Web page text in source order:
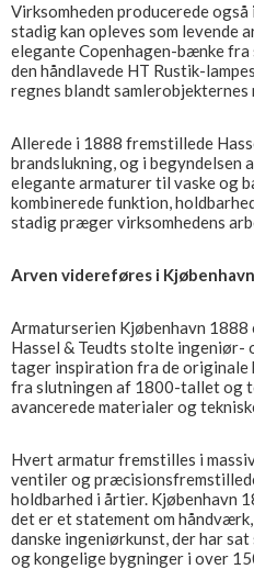
Virksomheden producerede
stadig kan opleves som levende
elegante Copenhagen-bænke
den håndlavede HT Rustik-
regnes blandt
Allerede i 1888 fremstillede
brandslukning, og i begyndelsen
elegante armaturer til vaske og
kombinerede funktion,
stadig præger virksomhedens
Arven videreføres i
Armaturserien Kjøbenhavn
Hassel & Teudts stolte ingeniør-
tager inspiration fra de
fra slutningen af 1800-tallet og
avancerede materialer og
Hvert armatur fremstilles i
ventiler og
holdbarhed i årtier. Kjøbenhavn
det er et statement om
danske ingeniørkunst, der har
og kongelige bygninger i over